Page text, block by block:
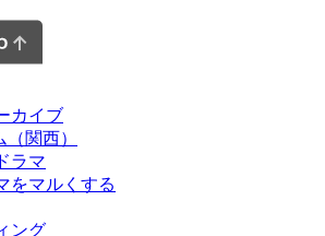
カイブ
関西）
ラマ
をマルくする
ング